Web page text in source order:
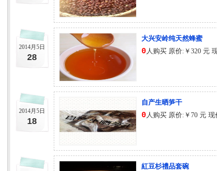
2014月5日
28
大兴安岭纯天然蜂蜜
0 人购买 原价:￥320 元
2014月5日
18
自产生晒笋干
0 人购买 原价:￥70 元 现
紅豆杉禮品套碗